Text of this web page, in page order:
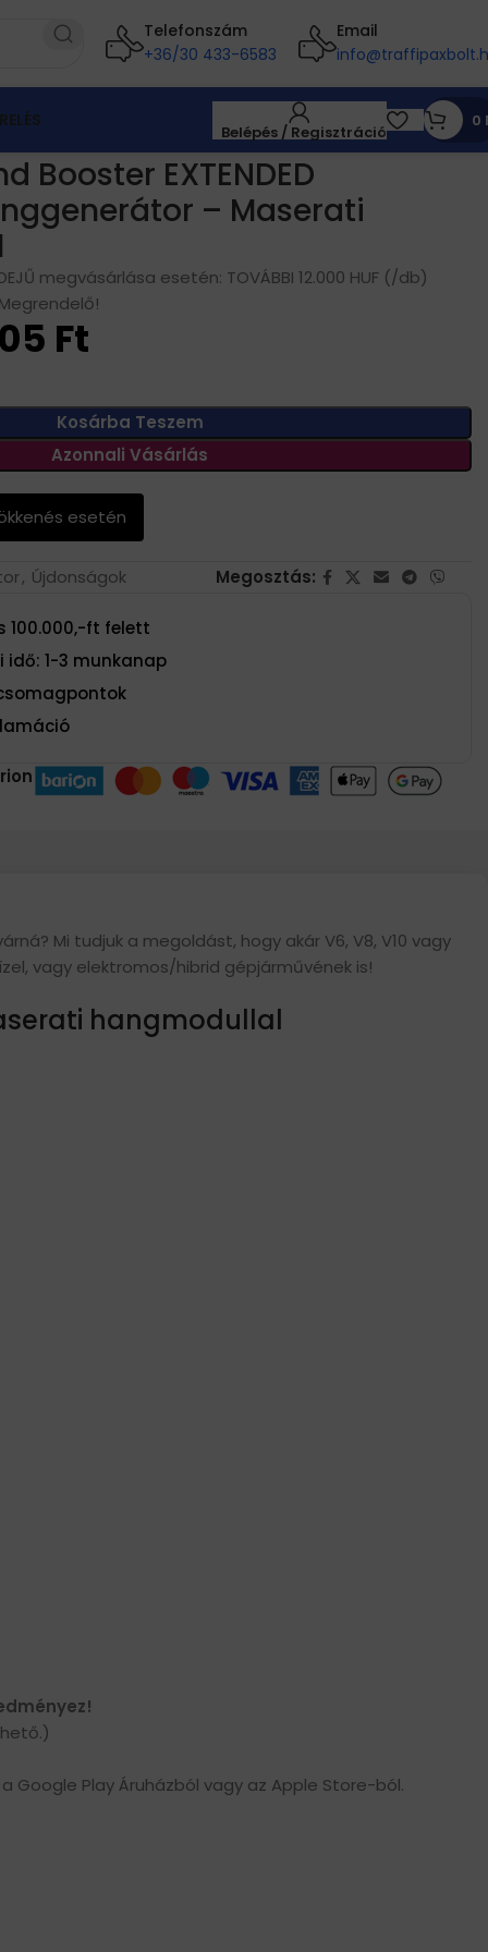
Telefonszám
+36/30 433-6583
Email
Belépés / Regisztráció
0
Booster EXTENDED
– Maserati
megvásárlása esetén: TOVÁBBI 12.000 HUF (/db)
Ft
Kosárba Teszem
Azonnali Vásárlás
esetén
, Újdonságok Megosztás:
100.000,-ft felett
1-3 munkanap
Mi tudjuk a megoldást, hogy akár V6, V8, V10 vagy
vagy elektromos/hibrid gépjárművének is!
hangmodullal
Google Play Áruházból vagy az Apple Store-ból.